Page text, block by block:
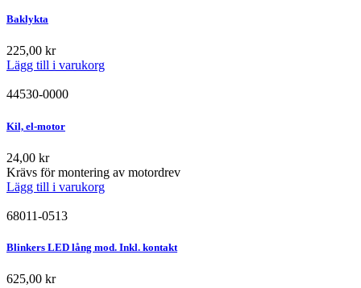
Baklykta
225,00 kr
Lägg till i varukorg
44530-0000
Kil, el-motor
24,00 kr
Krävs för montering av motordrev
Lägg till i varukorg
68011-0513
Blinkers LED lång mod. Inkl. kontakt
625,00 kr